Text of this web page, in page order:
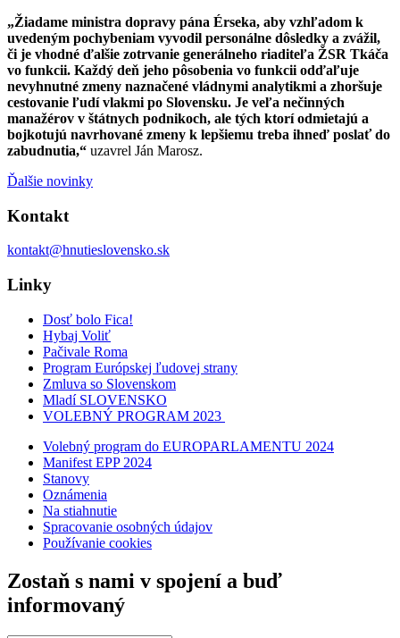
„Žiadame ministra dopravy pána Érseka, aby vzhľadom k
uvedeným pochybeniam vyvodil personálne dôsledky a zvážil,
či je vhodné ďalšie zotrvanie generálneho riaditeľa ŽSR Tkáča
vo funkcii. Každý deň jeho pôsobenia vo funkcii odďaľuje
nevyhnutné zmeny naznačené vládnymi analytikmi a zhoršuje
cestovanie ľudí vlakmi po Slovensku. Je veľa nečinných
manažérov v štátnych podnikoch, ale tých ktorí odmietajú a
bojkotujú navrhované zmeny k lepšiemu treba ihneď poslať do
zabudnutia,“ uzavrel Ján Marosz.
Ďalšie novinky
Kontakt
kontakt@hnutieslovensko.sk
Linky
Dosť bolo Fica!
Hybaj Voliť
Pačivale Roma
Program Európskej ľudovej strany
Zmluva so Slovenskom
Mladí SLOVENSKO
VOLEBNÝ PROGRAM 2023
Volebný program do EUROPARLAMENTU 2024
Manifest EPP 2024
Stanovy
Oznámenia
Na stiahnutie
Spracovanie osobných údajov
Používanie cookies
Zostaň s nami v spojení a buď
informovaný